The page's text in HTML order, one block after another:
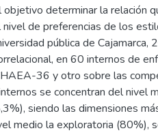
determinar la relación
de preferencias de los
pública de Cajamarca,
en 60 internos de
36 y otro sobre las
se concentran del nivel
siendo las dimensiones
medio la exploratoria (80%),